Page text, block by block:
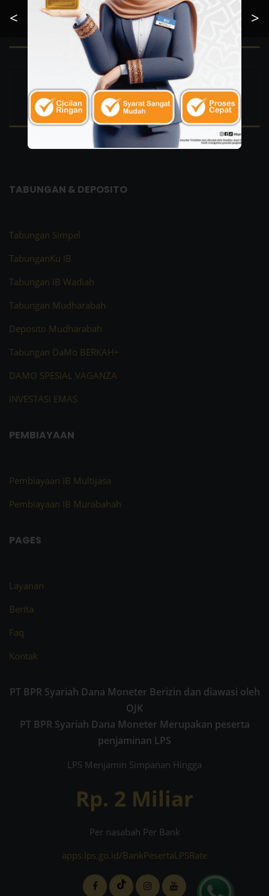
< >
Kami Buka Dari
Mon - Fri 08:00 - 17:00
Kirim Email Kepada Kami
headoffice@bprsdanamoneter.co.id
TABUNGAN & DEPOSITO
Tabungan Simpel
TabunganKu IB
Tabungan IB Wadiah
Tabungan Mudharabah
Deposito Mudharabah
Tabungan DaMo BERKAH+
DAMO SPESIAL VAGANZA
INVESTASI EMAS
PEMBIAYAAN
Pembiayaan IB Multijasa
Pembiayaan IB Murabahah
PAGES
Layanan
Berita
Faq
Kontak
PT BPR Syariah Dana Moneter Berizin dan diawasi oleh
OJK
PT BPR Syariah Dana Moneter Merupakan peserta
penjaminan LPS
LPS Menjamin Simpanan Hingga
Rp. 2 Miliar
Per nasabah Per Bank
apps.lps.go.id/BankPesertaLPSRate